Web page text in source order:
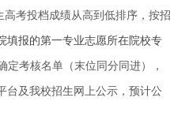
考投档成绩从高到低排序，按招
填报的第一专业志愿所在院校专
定考核名单（末位同分同进），
台及我校招生网上公示，预计公